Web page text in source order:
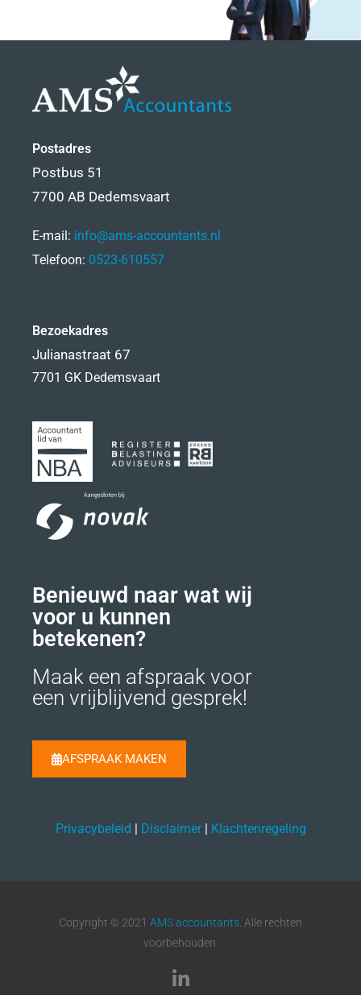
Postadres
Postbus 51
7700 AB Dedemsvaart
E-mail: info@ams-accountants.nl
Telefoon: 0523-610557
Bezoekadres
Julianastraat 67
7701 GK Dedemsvaart
Benieuwd naar wat wij
voor u kunnen
betekenen?
Maak een afspraak voor
een vrijblijvend gesprek!
AFSPRAAK MAKEN
Privacybeleid Disclaimer| Klachtenregeling
Copyright © 2021 AMS accountants. Alle rechten
voorbehouden.